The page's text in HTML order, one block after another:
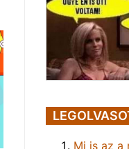
Mi is az a